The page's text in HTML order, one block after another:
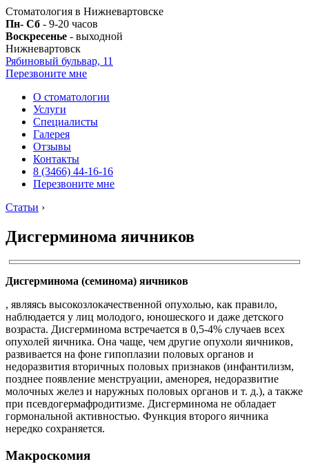
Стоматология в Нижневартовске
Пн- Сб - 9-20 часов
Воскресенье - выходной
Нижневартовск
Рябиновый бульвар, 11
Перезвоните мне
О стоматологии
Услуги
Специалисты
Галерея
Отзывы
Контакты
8 (3466) 44-16-16
Перезвоните мне
Статьи ›
Дисгерминома яичников
Дисгерминома (семинома) яичников
, являясь высокозлокачественной опухолью, как правило,
наблюдается у лиц молодого, юношеского и даже детского
возраста. Дисгерминома встречается в 0,5-4% случаев всех
опухолей яичника. Она чаще, чем другие опухоли яичников,
развивается на фоне гипоплазии половых органов и
недоразвития вторичных половых признаков (инфантилизм,
позднее появление менструации, аменорея, недоразвитие
молочных желез и наружных половых органов и т. д.), а также
при псевдогермафродитизме. Дисгерминома не обладает
гормональной активностью. Функция второго яичника
нередко сохраняется.
Макроскомия